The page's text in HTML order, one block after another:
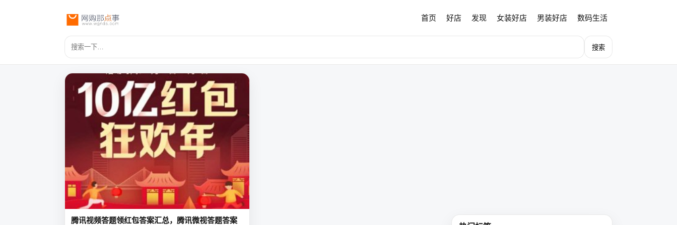
首页 好店 发现 女装好店 男装好店 数码生活
搜索
腾讯视频答题领红包答案汇总，腾讯微视答题答案